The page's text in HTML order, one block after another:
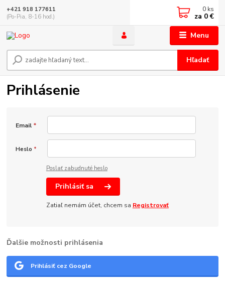
Menu
Hľadať
+421 918 177611
(Po-Pia, 8-16 hod.)
0 ks
za 0 €
Prihlásenie
Email *
Heslo *
Poslať zabudnuté heslo
Prihlásiť sa
Zatiaľ nemám účet, chcem sa Registrovať
Ďalšie možnosti prihlásenia
Prihlásiť cez Google